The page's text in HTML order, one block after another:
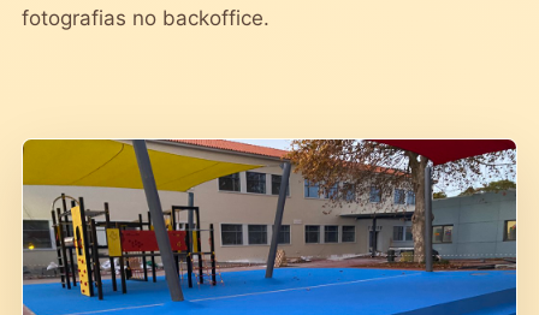
fotografias no backoffice.